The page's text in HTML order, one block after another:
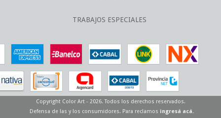
TRABAJOS ESPECIALES
Copyright Color Art - 2026. Todos los derechos reservados.
Defensa de las y los consumidores. Para reclamos ingresá acá.